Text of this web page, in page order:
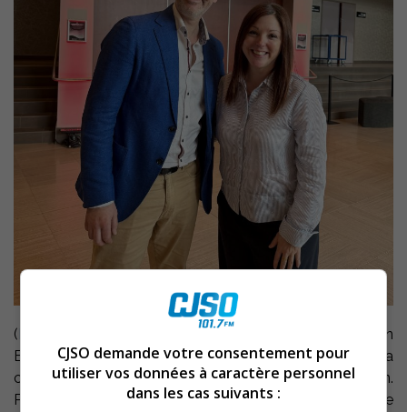
(
) J’ai eu le plaisir de rencontrer Simon
Boudreault, auteur, comédien et metteur en scène, qui a
coécrit la pièceTout sur le sexeavec Laurent Paquin.
Pour cette première rencontre, il s’est prêté au jeu de
CJSO demande votre consentement pour
utiliser vos données à caractère personnel
dans les cas suivants :